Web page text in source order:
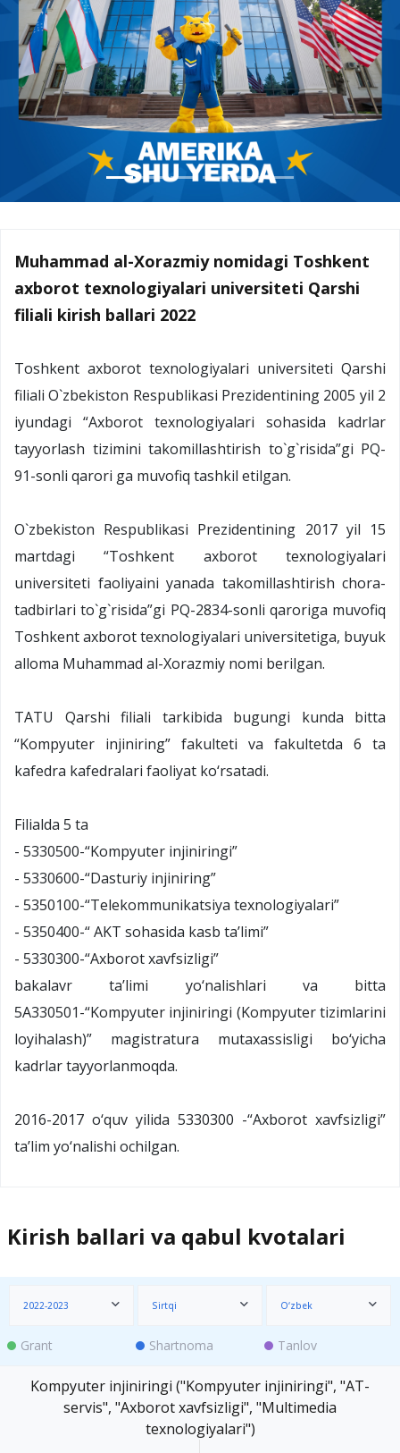
Muhammad al-Xorazmiy nomidagi Toshkent
axborot texnologiyalari universiteti Qarshi
filiali kirish ballari 2022
Toshkent axborot texnologiyalari universiteti Qarshi
filiali O`zbekiston Respublikasi Prezidentining 2005 yil 2
iyundagi “Axborot texnologiyalari sohasida kadrlar
tayyorlash tizimini takomillashtirish to`g`risida”gi PQ-
91-sonli qarori ga muvofiq tashkil etilgan.
O`zbekiston Respublikasi Prezidentining 2017 yil 15
martdagi “Toshkent axborot texnologiyalari
universiteti faoliyaini yanada takomillashtirish chora-
tadbirlari to`g`risida”gi PQ-2834-sonli qaroriga muvofiq
Toshkent axborot texnologiyalari universitetiga, buyuk
alloma Muhammad al-Xorazmiy nomi berilgan.
TATU Qarshi filiali tarkibida bugungi kunda bitta
“Kompyuter injiniring” fakulteti va fakultetda 6 ta
kafedra kafedralari faoliyat ko‘rsatadi.
Filialda 5 ta
- 5330500-“Kompyuter injiniringi”
- 5330600-“Dasturiy injiniring”
- 5350100-“Telekommunikatsiya texnologiyalari”
- 5350400-“ AKT sohasida kasb ta’limi”
- 5330300-“Axborot xavfsizligi”
bakalavr ta’limi yo‘nalishlari va bitta
5A330501-“Kompyuter injiniringi (Kompyuter tizimlarini
loyihalash)” magistratura mutaxassisligi bo‘yicha
kadrlar tayyorlanmoqda.
2016-2017 o‘quv yilida 5330300 -“Axborot xavfsizligi”
ta’lim yo‘nalishi ochilgan.
Kirish ballari va qabul kvotalari
2022-2023 Sirtqi O‘zbek
Grant Shartnoma Tanlov
Kompyuter injiniringi ("Kompyuter injiniringi", "AT-
servis", "Axborot xavfsizligi", "Multimedia
texnologiyalari")